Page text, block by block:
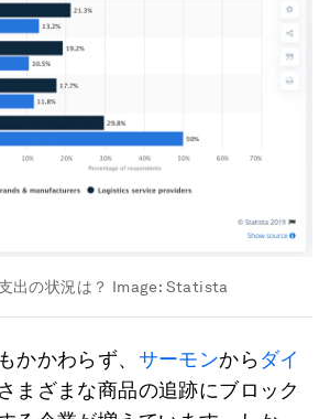
出の状況は？ Image: Statista
かかわらず、 サーモンからダイ
まざまな商品の追跡にブロック